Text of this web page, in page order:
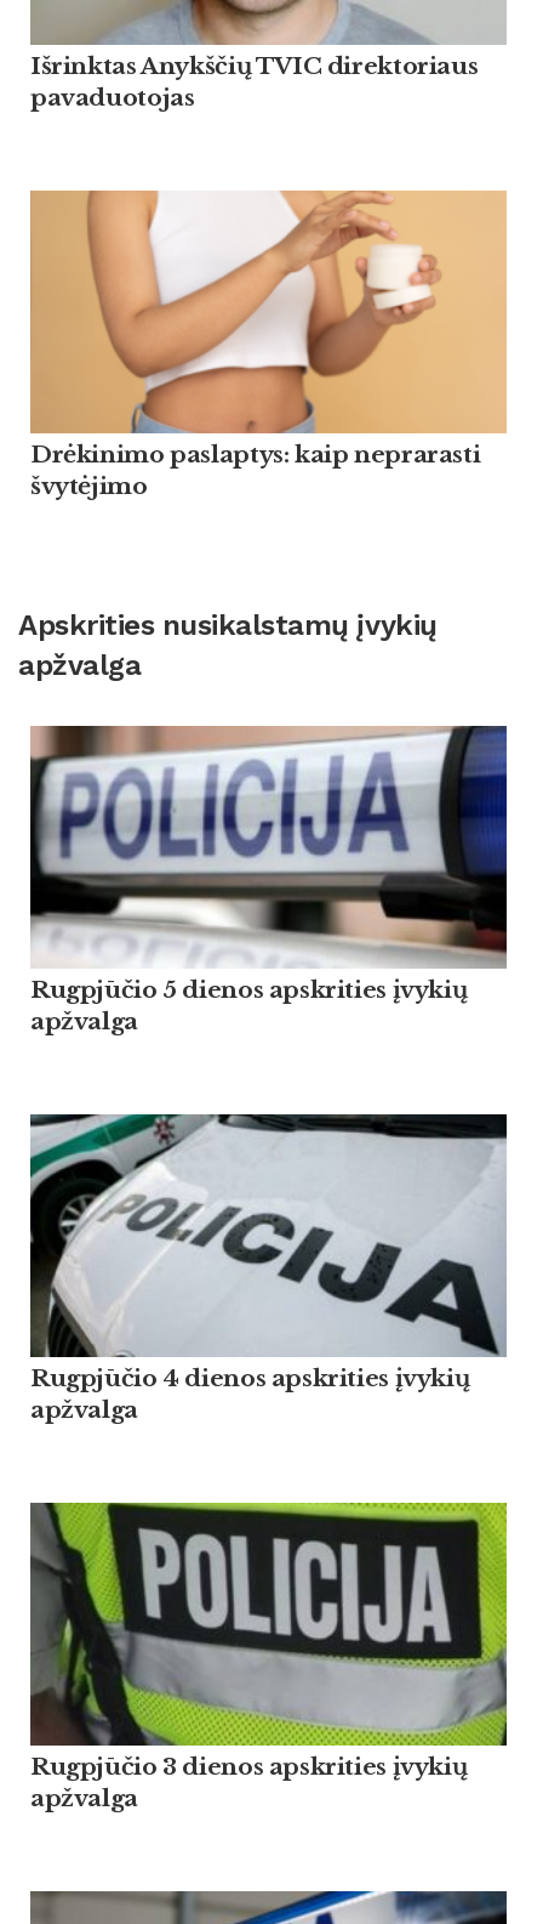
Išrinktas Anykščių TVIC direktoriaus
pavaduotojas
Drėkinimo paslaptys: kaip neprarasti
švytėjimo
Apskrities nusikalstamų įvykių
apžvalga
Rugpjūčio 5 dienos apskrities įvykių
apžvalga
Rugpjūčio 4 dienos apskrities įvykių
apžvalga
Rugpjūčio 3 dienos apskrities įvykių
apžvalga